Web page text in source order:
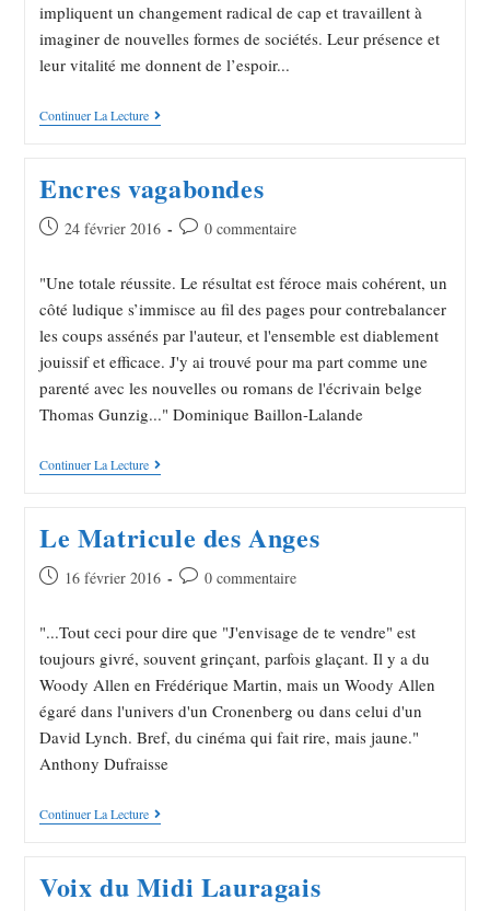
impliquent un changement radical de cap et travaillent à
imaginer de nouvelles formes de sociétés. Leur présence et
leur vitalité me donnent de l’espoir...
Continuer La Lecture
Encres vagabondes
24 février 2016 0 commentaire
"Une totale réussite. Le résultat est féroce mais cohérent, un
côté ludique s’immisce au fil des pages pour contrebalancer
les coups assénés par l'auteur, et l'ensemble est diablement
jouissif et efficace. J'y ai trouvé pour ma part comme une
parenté avec les nouvelles ou romans de l'écrivain belge
Thomas Gunzig..." Dominique Baillon-Lalande
Continuer La Lecture
Le Matricule des Anges
16 février 2016 0 commentaire
"...Tout ceci pour dire que "J'envisage de te vendre" est
toujours givré, souvent grinçant, parfois glaçant. Il y a du
Woody Allen en Frédérique Martin, mais un Woody Allen
égaré dans l'univers d'un Cronenberg ou dans celui d'un
David Lynch. Bref, du cinéma qui fait rire, mais jaune."
Anthony Dufraisse
Continuer La Lecture
Voix du Midi Lauragais